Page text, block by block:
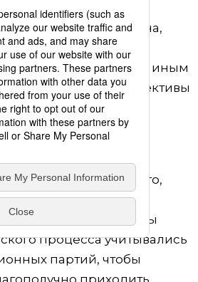
которой мы ожидаем
Для чего она нужна,
рассматривать
представителей под иным
необходимые коррективы
самым более
продукт
предпринять для того,
выполняла
Как добиться, чтобы
процесса учитывались
партий, чтобы